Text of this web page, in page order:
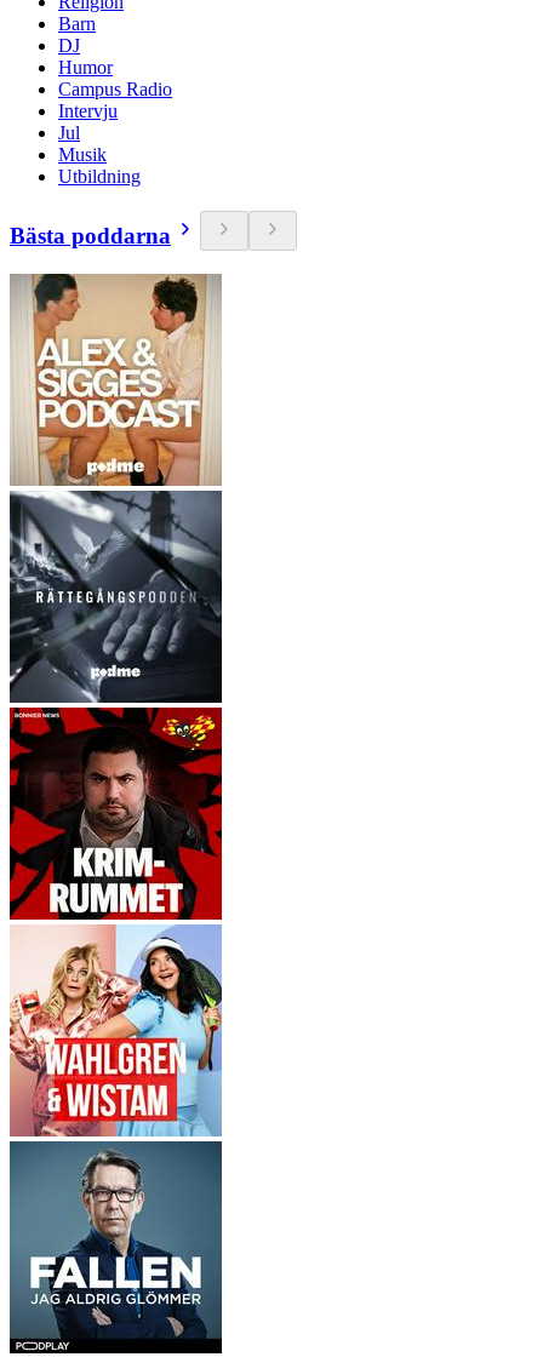
Barn
DJ
Humor
Campus Radio
Intervju
Jul
Musik
Utbildning
Bästa poddarna